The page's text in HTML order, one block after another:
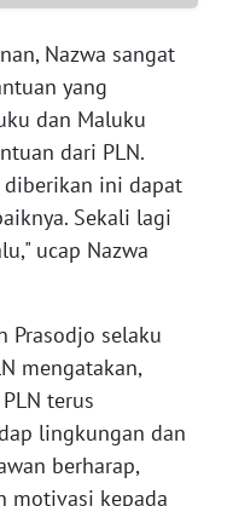
Nazwa sangat
yang
dan Maluku
dari PLN.
diberikan ini dapat
Sekali lagi
ucap Nazwa
Prasodjo selaku
mengatakan,
terus
lingkungan dan
berharap,
motivasi kepada